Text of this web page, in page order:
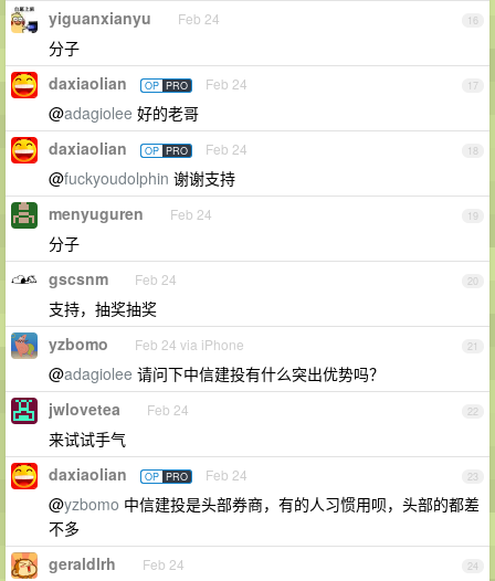
16
yiguanxianyu Feb 24
分子
17
daxiaolian OP PRO Feb 24
@adagiolee 好的老哥
18
daxiaolian OP PRO Feb 24
@fuckyoudolphin 谢谢支持
19
menyuguren Feb 24
分子
20
gscsnm Feb 24
支持，抽奖抽奖
21
yzbomo Feb 24 via iPhone
@adagiolee 请问下中信建投有什么突出优势吗？
22
jwlovetea Feb 24
来试试手气
23
daxiaolian OP PRO Feb 24
@yzbomo 中信建投是头部券商，有的人习惯用呗，头部的都差
不多
24
geraldlrh Feb 24